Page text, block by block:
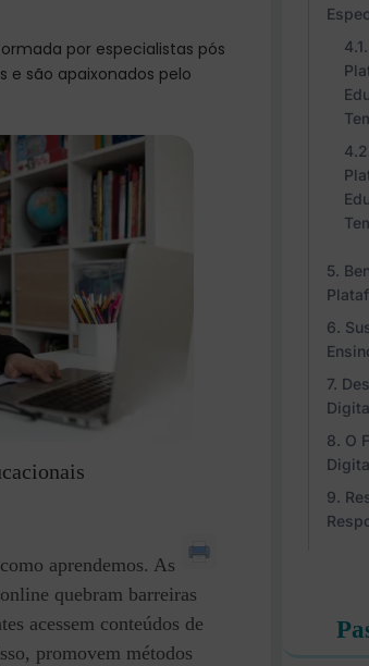
por especialistas pós
e são apaixonados pelo
aprendemos. As
quebram barreiras
acessem conteúdos de
promovem métodos
O